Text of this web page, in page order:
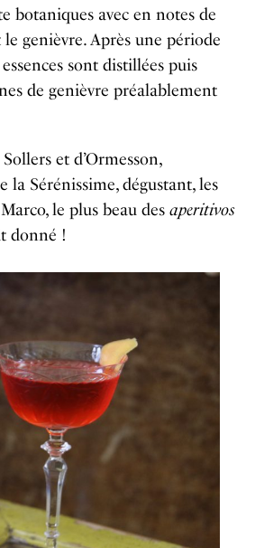
botaniques avec en notes de
genièvre. Après une période
sont distillées puis
de genièvre préalablement
et d’Ormesson,
la Sérénissime, dégustant, les
le plus beau des aperitivos
donné !